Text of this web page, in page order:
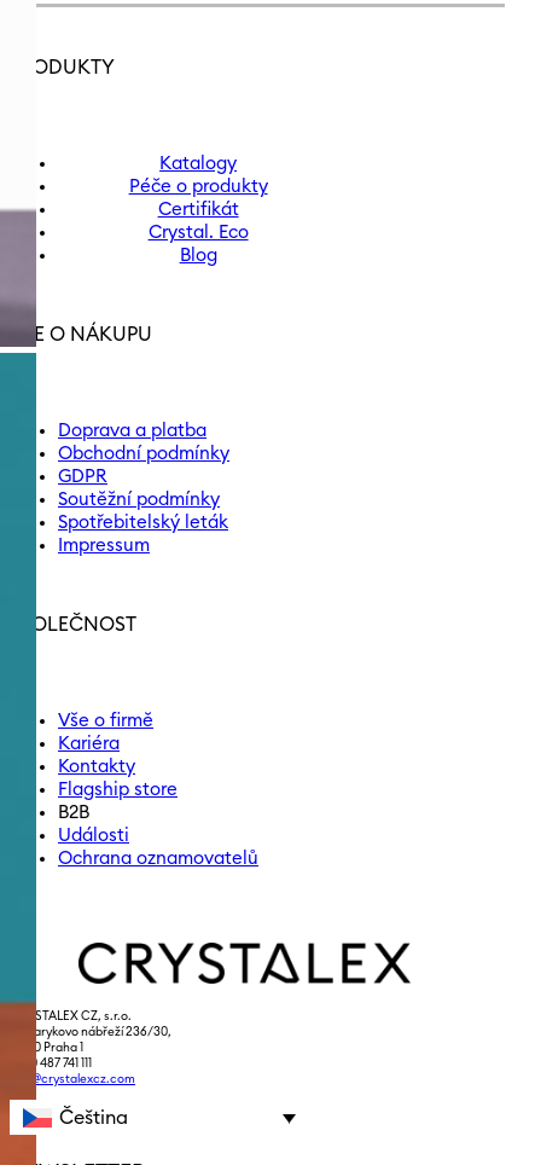
PRODUKTY
Katalogy
Péče o produkty
Certifikát
Crystal. Eco
Blog
VŠE O NÁKUPU
Doprava a platba
Obchodní podmínky
GDPR
Soutěžní podmínky
Spotřebitelský leták
Impressum
SPOLEČNOST
Vše o firmě
Kariéra
Kontakty
Flagship store
B2B
Události
Ochrana oznamovatelů
CRYSTALEX CZ, s.r.o.
Masarykovo nábřeží 236/30,
110 00 Praha 1
+420 487 741 111
info@crystalexcz.com
Čeština